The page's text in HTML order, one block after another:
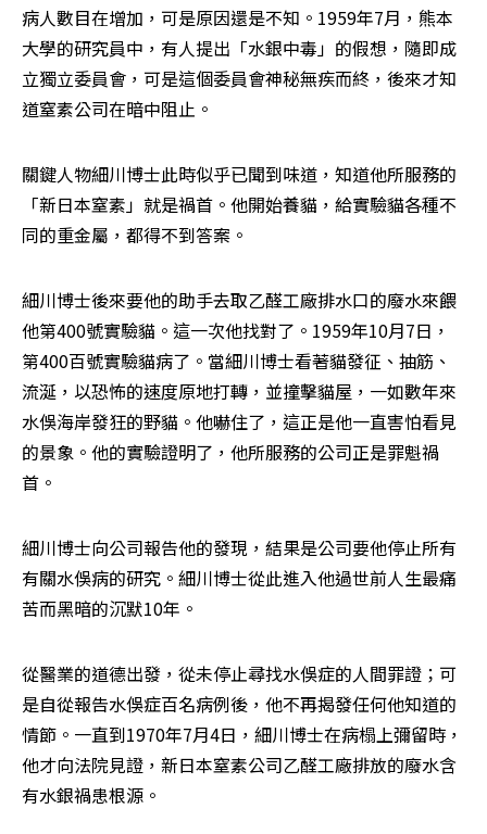
病人數目在增加，可是原因還是不知。1959年7月，熊本
大學的研究員中，有人提出「水銀中毒」的假想，隨即成
立獨立委員會，可是這個委員會神秘無疾而終，後來才知
道窒素公司在暗中阻止。
關鍵人物細川博士此時似乎已聞到味道，知道他所服務的
「新日本窒素」就是禍首。他開始養貓，給實驗貓各種不
同的重金屬，都得不到答案。
細川博士後來要他的助手去取乙醛工廠排水口的廢水來餵
他第400號實驗貓。這一次他找對了。1959年10月7日，
第400百號實驗貓病了。當細川博士看著貓發征、抽筋、
流涎，以恐怖的速度原地打轉，並撞擊貓屋，一如數年來
水俁海岸發狂的野貓。他嚇住了，這正是他一直害怕看見
的景象。他的實驗證明了，他所服務的公司正是罪魁禍
首。
細川博士向公司報告他的發現，結果是公司要他停止所有
有關水俁病的研究。細川博士從此進入他過世前人生最痛
苦而黑暗的沉默10年。
從醫業的道德出發，從未停止尋找水俁症的人間罪證；可
是自從報告水俁症百名病例後，他不再揭發任何他知道的
情節。一直到1970年7月4日，細川博士在病榻上彌留時，
他才向法院見證，新日本窒素公司乙醛工廠排放的廢水含
有水銀禍患根源。